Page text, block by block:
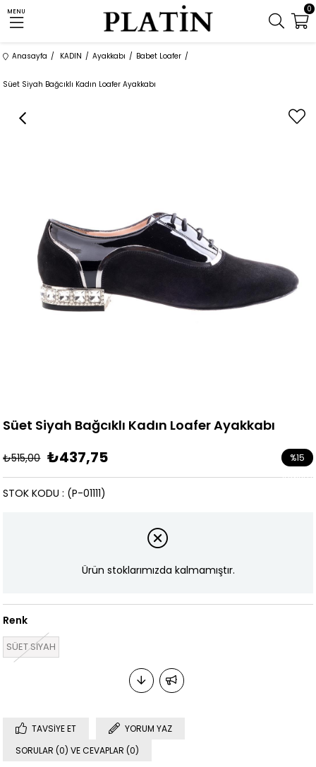
MENU 0
Anasayfa KADIN Ayakkabı Babet Loafer
Süet Siyah Bağcıklı Kadın Loafer Ayakkabı
Süet Siyah Bağcıklı Kadın Loafer Ayakkabı
₺515,00 ₺437,75 %15
İndirim
(P-01111)
STOK KODU
Ürün stoklarımızda kalmamıştır.
Renk
SÜET SİYAH
TAVSIYE ET
YORUM YAZ
SORULAR (0) VE CEVAPLAR (0)